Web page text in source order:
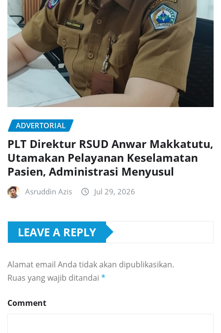
ADVERTORIAL
PLT Direktur RSUD Anwar Makkatutu,
Utamakan Pelayanan Keselamatan
Pasien, Administrasi Menyusul
Asruddin Azis Jul 29, 2026
LEAVE A REPLY
Alamat email Anda tidak akan dipublikasikan.
Ruas yang wajib ditandai *
Comment